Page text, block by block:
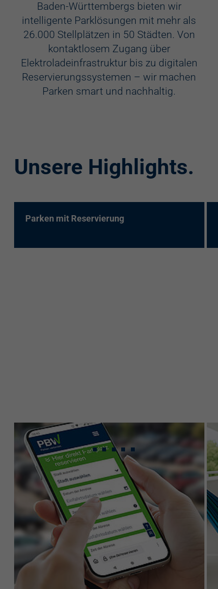
Videokameras
Schülerkunst
Behindertenstellplätze
Familienstellplätze
re:charge-Karte
Baden-Württembergs bieten wir
intelligente Parklösungen mit mehr als
26.000 Stellplätzen in 50 Städten. Von
kontaktlosem Zugang über
Elektroladeinfrastruktur bis zu digitalen
Reservierungssystemen – wir machen
Parken smart und nachhaltig.
Unsere Highlights.
Parken mit Reservierung
Gebündeltes Know-
how für maximale
Leistung.